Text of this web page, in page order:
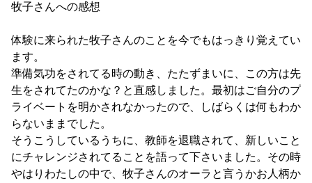
牧子さんへの感想
体験に来られた牧子さんのことを今でもはっきり覚えてい
ます。
準備気功をされてる時の動き、たたずまいに、この方は先
生をされてたのかな？と直感しました。最初はご自分のプ
ライベートを明かされなかったので、しばらくは何もわか
らないままでした。
そうこうしているうちに、教師を退職されて、新しいこと
にチャレンジされてることを語って下さいました。その時
やはりわたしの中で、牧子さんのオーラと言うかお人柄か